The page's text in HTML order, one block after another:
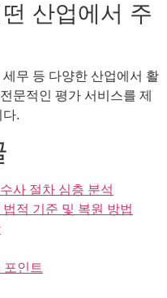
산업에서 주
무 등 다양한 산업에서 활
문적인 평가 서비스를 제
.
사 절차 심층 분석
적 기준 및 복원 방법
포인트